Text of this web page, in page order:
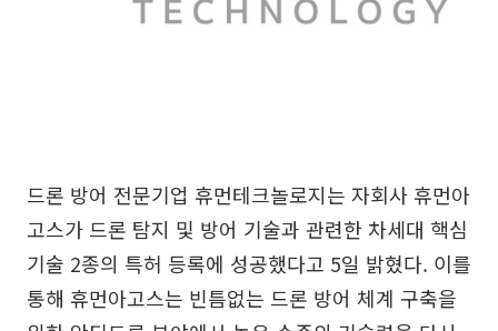
드론 방어 전문기업 휴먼테크놀로지는 자회사 휴먼아
고스가 드론 탐지 및 방어 기술과 관련한 차세대 핵심
기술 2종의 특허 등록에 성공했다고 5일 밝혔다. 이를
통해 휴먼아고스는 빈틈없는 드론 방어 체계 구축을